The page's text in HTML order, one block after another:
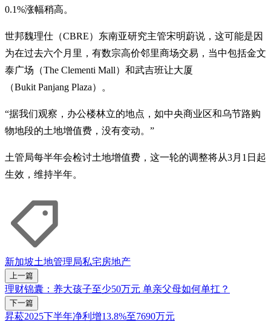
0.1%涨幅稍高。
世邦魏理仕（CBRE）东南亚研究主管宋明蔚说，这可能是因
为在过去六个月里，有数宗高价邻里商场交易，当中包括金文
泰广场（The Clementi Mall）和武吉班让大厦
（Bukit Panjang Plaza）。
“据我们观察，办公楼林立的地点，如中央商业区和乌节路购
物地段的土地增值费，没有变动。”
土管局每半年会检讨土地增值费，这一轮的调整将从3月1日起
生效，维持半年。
新加坡土地管理局私宅房地产
上一篇
理财锦囊：养大孩子至少50万元 单亲父母如何单扛？
下一篇
昇菘2025下半年净利增13.8%至7690万元